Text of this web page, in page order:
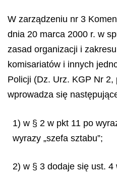
W zarządzeniu nr 3
dnia 20 marca 2000 r. w
zasad organizacji i
komisariatów i innych
Policji (Dz. Urz. KGP Nr
wprowadza się
1) w § 2 w pkt 11 po
wyrazy „szefa sztabu”;
2) w § 3 dodaje się ust. 4